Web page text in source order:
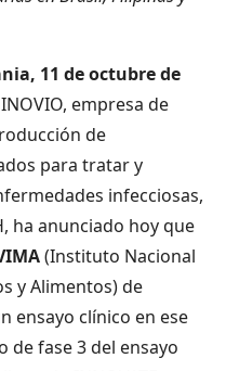
11 de octubre de
empresa de
de
para tratar y
infecciosas,
ha anunciado hoy que
(Instituto Nacional
y Alimentos) de
ensayo clínico en ese
de fase 3 del ensayo